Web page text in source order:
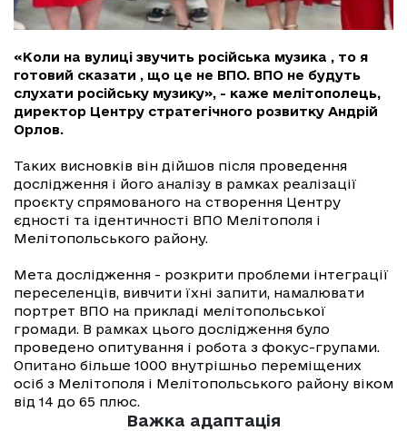
«Коли на вулиці звучить російська музика , то я
готовий сказати , що це не ВПО. ВПО не будуть
слухати російську музику», - каже мелітополець,
директор Центру стратегічного розвитку Андрій
Орлов.
Таких висновків він дійшов після проведення
дослідження і його аналізу в рамках реалізації
проєкту спрямованого на створення Центру
єдності та ідентичності ВПО Мелітополя і
Мелітопольського району.
Мета дослідження - розкрити проблеми інтеграції
переселенців, вивчити їхні запити, намалювати
портрет ВПО на прикладі мелітопольської
громади. В рамках цього дослідження було
проведено опитування і робота з фокус-групами.
Опитано більше 1000 внутрішньо переміщених
осіб з Мелітополя і Мелітопольського району віком
від 14 до 65 плюс.
Важка адаптація